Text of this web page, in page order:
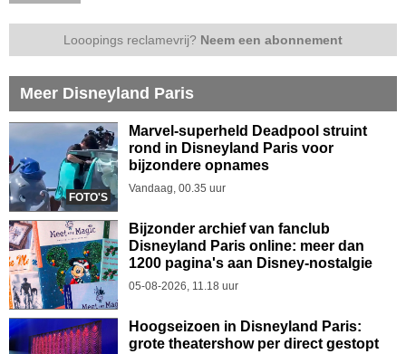
Looopings reclamevrij? Neem een abonnement
Meer Disneyland Paris
FOTO'S
Marvel-superheld Deadpool struint
rond in Disneyland Paris voor
bijzondere opnames
Vandaag, 00.35 uur
Bijzonder archief van fanclub
Disneyland Paris online: meer dan
1200 pagina's aan Disney-nostalgie
05-08-2026, 11.18 uur
Hoogseizoen in Disneyland Paris:
grote theatershow per direct gestopt